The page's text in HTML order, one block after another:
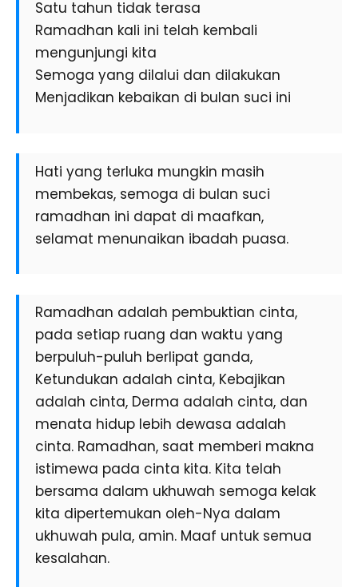
Satu tahun tidak terasa
Ramadhan kali ini telah kembali
mengunjungi kita
Semoga yang dilalui dan dilakukan
Menjadikan kebaikan di bulan suci ini
Hati yang terluka mungkin masih
membekas, semoga di bulan suci
ramadhan ini dapat di maafkan,
selamat menunaikan ibadah puasa.
Ramadhan adalah pembuktian cinta,
pada setiap ruang dan waktu yang
berpuluh-puluh berlipat ganda,
Ketundukan adalah cinta, Kebajikan
adalah cinta, Derma adalah cinta, dan
menata hidup lebih dewasa adalah
cinta. Ramadhan, saat memberi makna
istimewa pada cinta kita. Kita telah
bersama dalam ukhuwah semoga kelak
kita dipertemukan oleh-Nya dalam
ukhuwah pula, amin. Maaf untuk semua
kesalahan.